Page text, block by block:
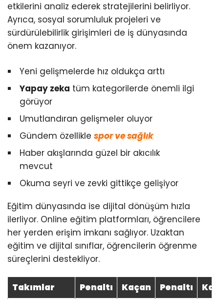
etkilerini analiz ederek stratejilerini belirliyor.
Ayrıca, sosyal sorumluluk projeleri ve
sürdürülebilirlik girişimleri de iş dünyasında
önem kazanıyor.
Yeni gelişmelerde hız oldukça arttı
Yapay zeka tüm kategorilerde önemli ilgi
görüyor
Umutlandıran gelişmeler oluyor
Gündem özellikle spor ve sağlık
Haber akışlarında güzel bir akıcılık
mevcut
Okuma seyri ve zevki gittikçe gelişiyor
Eğitim dünyasında ise dijital dönüşüm hızla
ilerliyor. Online eğitim platformları, öğrencilere
her yerden erişim imkanı sağlıyor. Uzaktan
eğitim ve dijital sınıflar, öğrencilerin öğrenme
süreçlerini destekliyor.
Takımlar Penaltı Kaçan Penaltı